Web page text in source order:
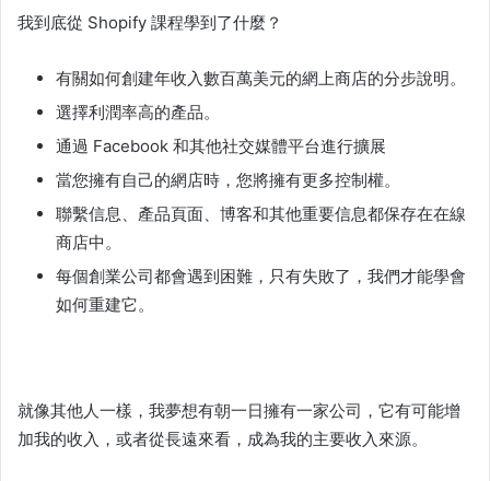
我到底從 Shopify 課程學到了什麼？
有關如何創建年收入數百萬美元的網上商店的分步說明。
選擇利潤率高的產品。
通過 Facebook 和其他社交媒體平台進行擴展
當您擁有自己的網店時，您將擁有更多控制權。
聯繫信息、產品頁面、博客和其他重要信息都保存在在線
商店中。
每個創業公司都會遇到困難，只有失敗了，我們才能學會
如何重建它。
就像其他人一樣，我夢想有朝一日擁有一家公司，它有可能增
加我的收入，或者從長遠來看，成為我的主要收入來源。